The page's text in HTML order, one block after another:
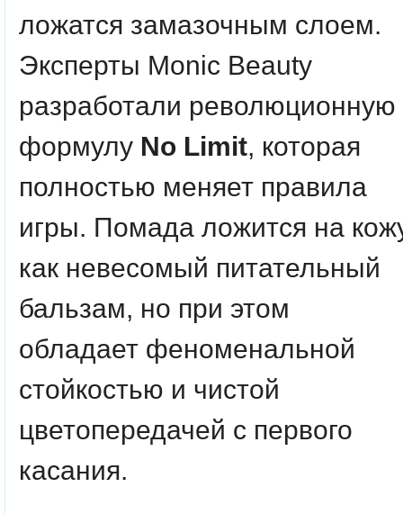
ложатся замазочным слоем.
Эксперты Monic Beauty
разработали революционную
формулу No Limit, которая
полностью меняет правила
игры. Помада ложится на
как невесомый питательный
бальзам, но при этом
обладает феноменальной
стойкостью и чистой
цветопередачей с первого
касания.